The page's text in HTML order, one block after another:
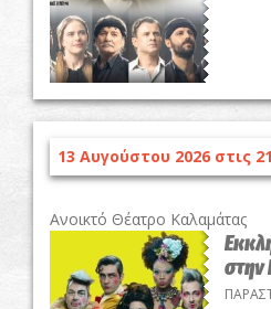
13 Αυγούστου 2026 στις
Ανοικτό Θέατρο Καλαμάτας
στην